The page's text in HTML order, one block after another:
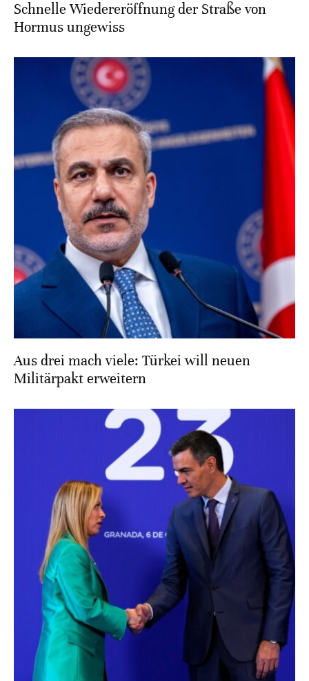
Schnelle Wiedereröffnung der Straße von
Hormus ungewiss
Aus drei mach viele: Türkei will neuen
Militärpakt erweitern